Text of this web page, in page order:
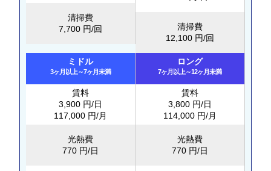
清掃費
7,700 円/回
清掃費
12,100 円/回
ミドル
3ヶ月以上～7ヶ月未満
賃料
3,900 円/日
117,000 円/月
光熱費
770 円/日
ロング
7ヶ月以上～12ヶ月未満
賃料
3,800 円/日
114,000 円/月
光熱費
770 円/日